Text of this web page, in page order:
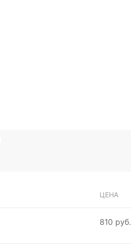
ЦЕНА
810 руб.